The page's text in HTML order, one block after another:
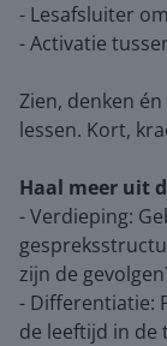
- Lesafsluiter
- Activatie
Zien, denken
lessen. Kort,
Haal meer uit
- Verdieping:
zijn de
- Differentiatie:
de leeftijd in de